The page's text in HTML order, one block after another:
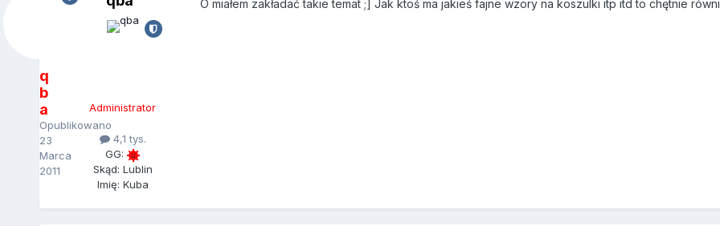
q
b
a
Opublikowano
23
Marca
2011
Administrator
4,1 tys.
GG:
Skąd: Lublin
Imię: Kuba
O miałem zakładać takie temat ;] Jak ktoś ma jakieś fajne wzory na koszulki itp itd to chętnie